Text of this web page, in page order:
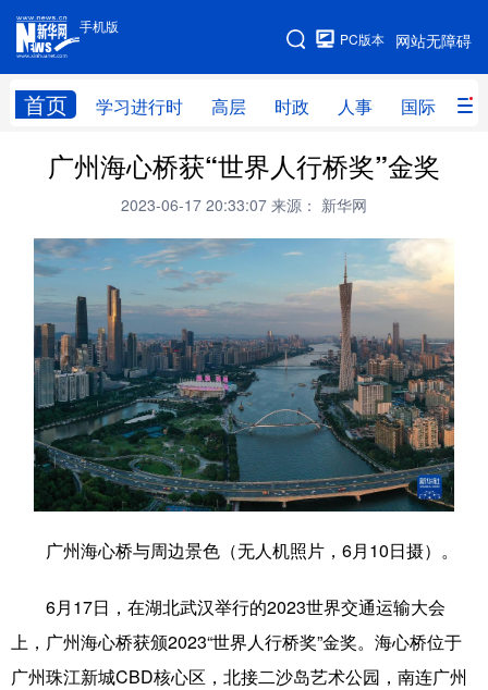
手机版
网站无障碍
PC版本
首页 学习进行时 高层 时政 人事 国际 财
手机版
网站地图
学习进行时 高层 时政 人事
财经 网评
台湾 思客智库 全球连线 教育
科技 科创 量子 体育
文化 书画 健康 军事
访谈 视频 图片 政务
法律 中央文件 金融 汽车
食品 人居 信息化 数字经济
彩票 娱乐 时尚 悦读
公益 一带一路 亚太网 上市公司
广州海心桥获“世界人行桥奖”金奖
2023-06-17 20:33:07 来源： 新华网
广州海心桥与周边景色（无人机照片，6月10日摄）。
6月17日，在湖北武汉举行的2023世界交通运输大会
上，广州海心桥获颁2023“世界人行桥奖”金奖。海心桥位于
广州珠江新城CBD核心区，北接二沙岛艺术公园，南连广州